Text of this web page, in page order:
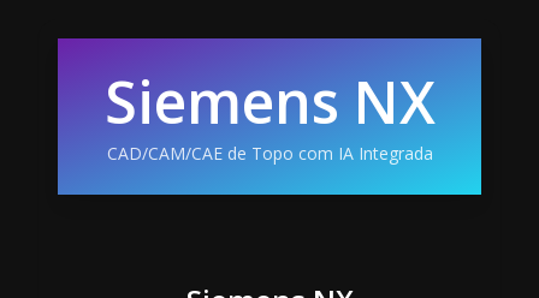
Siemens NX
CAD/CAM/CAE de Topo com IA Integrada